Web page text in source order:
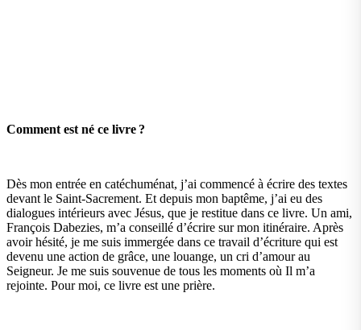
Comment est né ce livre ?
Dès mon entrée en catéchuménat, j’ai commencé à écrire des textes
devant le Saint-Sacrement. Et depuis mon baptême, j’ai eu des
dialogues intérieurs avec Jésus, que je restitue dans ce livre. Un ami,
François Dabezies, m’a conseillé d’écrire sur mon itinéraire. Après
avoir hésité, je me suis immergée dans ce travail d’écriture qui est
devenu une action de grâce, une louange, un cri d’amour au
Seigneur. Je me suis souvenue de tous les moments où Il m’a
rejointe. Pour moi, ce livre est une prière.